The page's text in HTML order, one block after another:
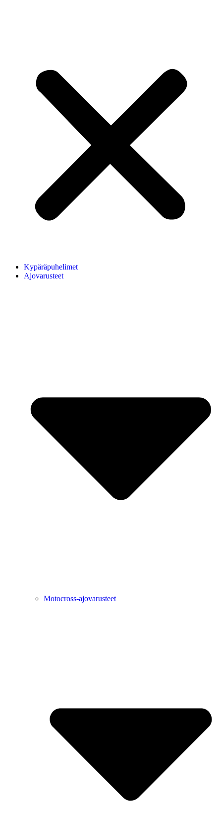
Kypäräpuhelimet
Ajovarusteet
Motocross-ajovarusteet